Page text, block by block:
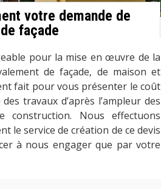
votre demande de
façade
pour la mise en œuvre de la
de façade, de maison et
fait pour vous présenter le coût
travaux d’après l’ampleur des
Nous effectuons
le service de création de ce devis
à nous engager que par votre